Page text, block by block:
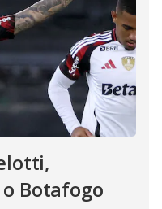
Botafogo